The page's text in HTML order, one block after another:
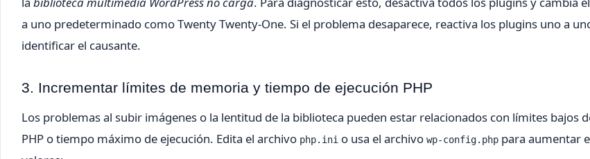
a uno predeterminado como Twenty Twenty-One. Si el problema desaparece, reactiva los plugins uno a
identificar el causante.
3. Incrementar límites de memoria y tiempo de ejecución PHP
Los problemas al subir imágenes o la lentitud de la biblioteca pueden estar relacionados con límites bajos
PHP o tiempo máximo de ejecución. Edita el archivo php.ini o usa el archivo wp-config.php para aumentar